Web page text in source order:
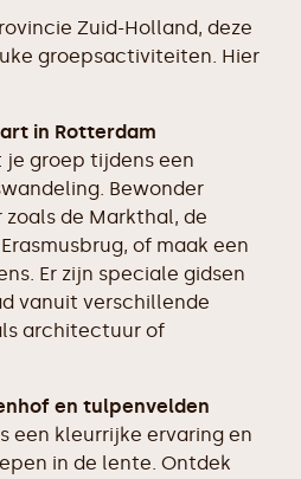
Zuid-Holland, deze
groepsactiviteiten. Hier
in Rotterdam
je groep tijdens een
Bewonder
de Markthal, de
of maak een
Er zijn speciale gidsen
vanuit verschillende
architectuur of
en tulpenvelden
een kleurrijke ervaring en
in de lente. Ontdek